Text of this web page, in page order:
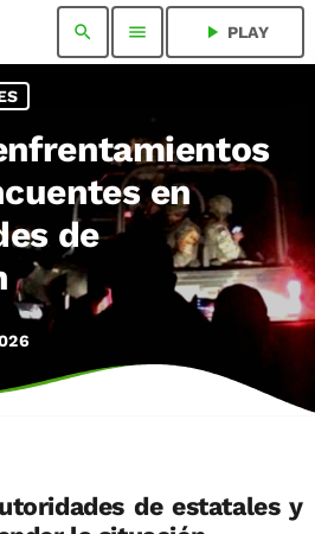
search menu play_arrow PLAY
en
de
de estatales y